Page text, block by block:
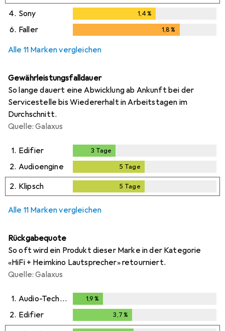
4. Sony 1,4%
6. Faller 1,8%
Alle 11 Marken vergleichen
Gewährleistungsfalldauer
So lange dauert eine Abwicklung ab Ankunft bei der
Servicestelle bis Wiedererhalt in Arbeitstagen im
Durchschnitt.
Quelle: Galaxus
1. Edifier 3 Tage
2. Audioengine 5 Tage
2. Klipsch 5 Tage
Alle 11 Marken vergleichen
Rückgabequote
So oft wird ein Produkt dieser Marke in der Kategorie
«HiFi + Heimkino Lautsprecher» retourniert.
Quelle: Galaxus
1. Audio-Technica 1,9 %
2. Edifier 3,7 %